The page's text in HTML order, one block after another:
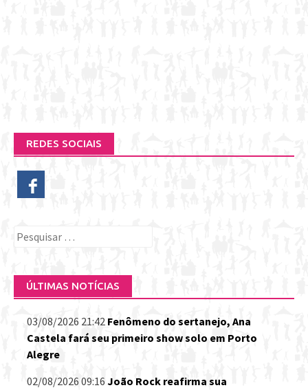
REDES SOCIAIS
Pesquisar
ÚLTIMAS NOTÍCIAS
03/08/2026 21:42 Fenômeno do sertanejo, Ana
Castela fará seu primeiro show solo em Porto
Alegre
02/08/2026 09:16 João Rock reafirma sua